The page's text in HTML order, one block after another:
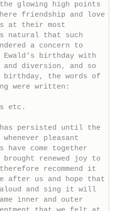
glowing high points
friendship and love
at their most
natural that such
a concern to
Ewald's birthday with
diversion, and so
the words of
were written:
etc.
persisted until the
pleasant
have come together
renewed joy to
recommend it
after us and hope that
and sing it will
inner and outer